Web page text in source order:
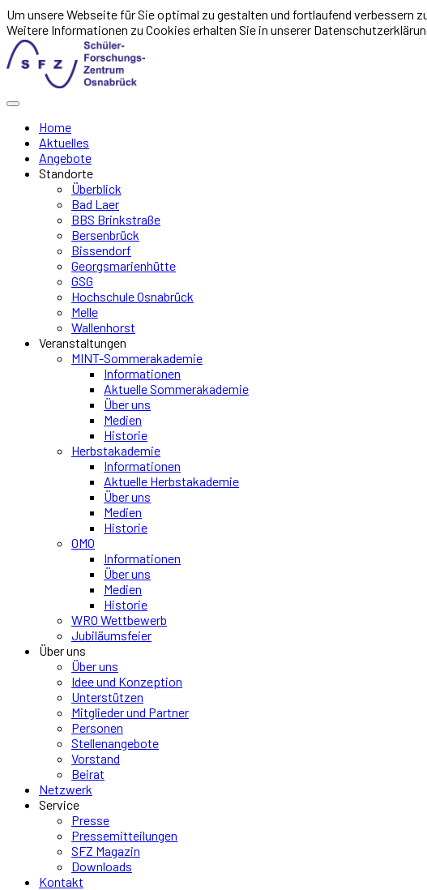
Um unsere Webseite für Sie optimal zu gestalten und fortlaufend verbessern
Weitere Informationen zu Cookies erhalten Sie in unserer
Home
Aktuelles
Angebote
Standorte
Überblick
Bad Laer
BBS Brinkstraße
Bersenbrück
Bissendorf
Georgsmarienhütte
GSG
Hochschule Osnabrück
Melle
Wallenhorst
Veranstaltungen
MINT-Sommerakademie
Informationen
Aktuelle Sommerakademie
Über uns
Medien
Historie
Herbstakademie
Informationen
Aktuelle Herbstakademie
Über uns
Medien
Historie
OMO
Informationen
Über uns
Medien
Historie
WRO Wettbewerb
Jubiläumsfeier
Über uns
Über uns
Idee und Konzeption
Unterstützen
Mitglieder und Partner
Personen
Stellenangebote
Vorstand
Beirat
Netzwerk
Service
Presse
Pressemitteilungen
SFZ Magazin
Downloads
Kontakt